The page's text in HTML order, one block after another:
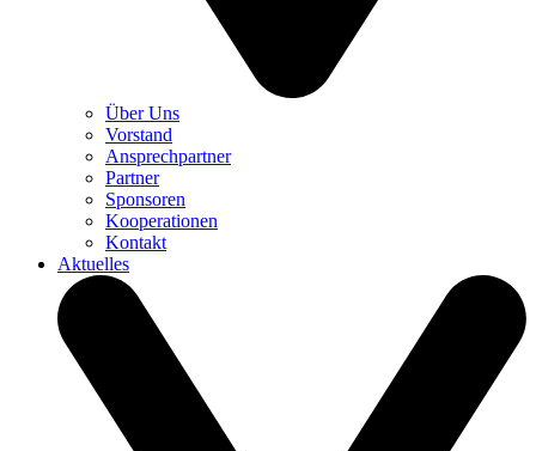
Über Uns
Vorstand
Ansprechpartner
Partner
Sponsoren
Kooperationen
Kontakt
Aktuelles